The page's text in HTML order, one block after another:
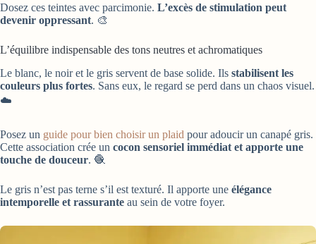
Dosez ces teintes avec parcimonie. L’excès de stimulation peut
devenir oppressant. 🎨
L’équilibre indispensable des tons neutres et achromatiques
Le blanc, le noir et le gris servent de base solide. Ils stabilisent les
couleurs plus fortes. Sans eux, le regard se perd dans un chaos visuel.
☁️
Posez un guide pour bien choisir un plaid pour adoucir un canapé gris.
Cette association crée un cocon sensoriel immédiat et apporte une
touche de douceur. 🧶
Le gris n’est pas terne s’il est texturé. Il apporte une élégance
intemporelle et rassurante au sein de votre foyer.